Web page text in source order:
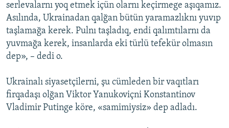
serlevalarnı yoq etmek içün olarnı keçirmege aşıqamız.
Asılında, Ukrainadan qalğan bütün yaramazlıknı yuvıp
taşlamağa kerek. Pulnı taşladıq, endi qalımtılarnı da
yuvmağa kerek, insanlarda eki türlü tefekür olmasın
dep», – dedi o.
Ukrainalı siyasetçilerni, şu cümleden bir vaqıtları
firqadaşı olğan Viktor Yanukoviçni Konstantinov
Vladimir Putinge köre, «samimiysiz» dep adladı.